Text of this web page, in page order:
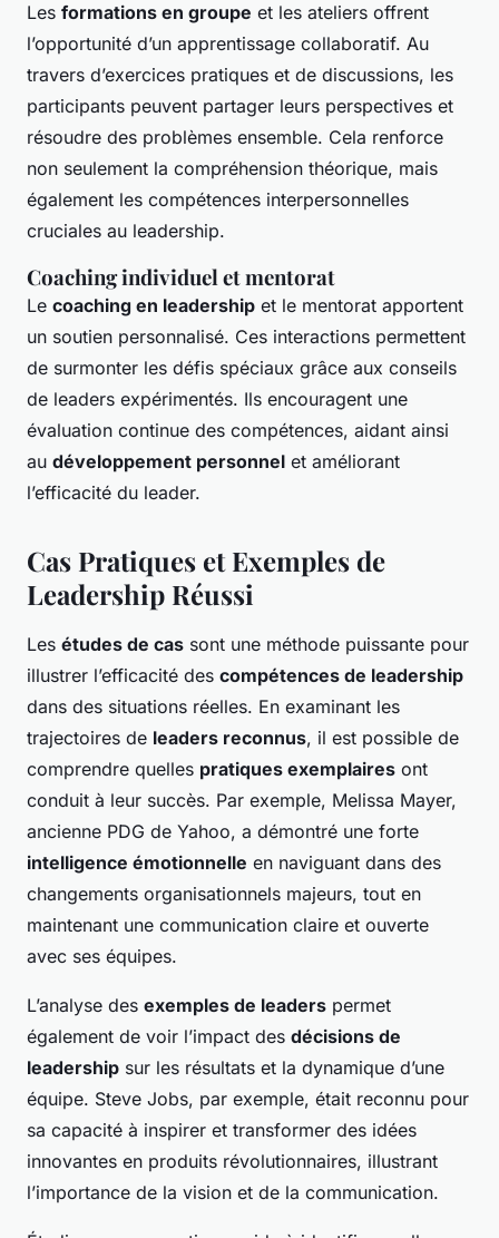
Les formations en groupe et les ateliers offrent
l’opportunité d’un apprentissage collaboratif. Au
travers d’exercices pratiques et de discussions, les
participants peuvent partager leurs perspectives et
résoudre des problèmes ensemble. Cela renforce
non seulement la compréhension théorique, mais
également les compétences interpersonnelles
cruciales au leadership.
Coaching individuel et mentorat
Le coaching en leadership et le mentorat apportent
un soutien personnalisé. Ces interactions permettent
de surmonter les défis spéciaux grâce aux conseils
de leaders expérimentés. Ils encouragent une
évaluation continue des compétences, aidant ainsi
au développement personnel et améliorant
l’efficacité du leader.
Cas Pratiques et Exemples de
Leadership Réussi
Les études de cas sont une méthode puissante pour
illustrer l’efficacité des compétences de leadership
dans des situations réelles. En examinant les
trajectoires de leaders reconnus, il est possible de
comprendre quelles pratiques exemplaires ont
conduit à leur succès. Par exemple, Melissa Mayer,
ancienne PDG de Yahoo, a démontré une forte
intelligence émotionnelle en naviguant dans des
changements organisationnels majeurs, tout en
maintenant une communication claire et ouverte
avec ses équipes.
L’analyse des exemples de leaders permet
également de voir l’impact des décisions de
leadership sur les résultats et la dynamique d’une
équipe. Steve Jobs, par exemple, était reconnu pour
sa capacité à inspirer et transformer des idées
innovantes en produits révolutionnaires, illustrant
l’importance de la vision et de la communication.